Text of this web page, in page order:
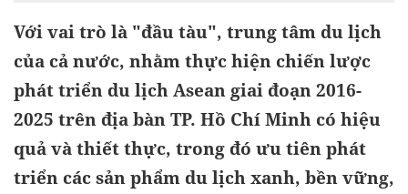
Với vai trò là "đầu tàu", trung tâm du lịch
của cả nước, nhằm thực hiện chiến lược
phát triển du lịch Asean giai đoạn 2016-
2025 trên địa bàn TP. Hồ Chí Minh có hiệu
quả và thiết thực, trong đó ưu tiên phát
triển các sản phẩm du lịch xanh, bền vững,